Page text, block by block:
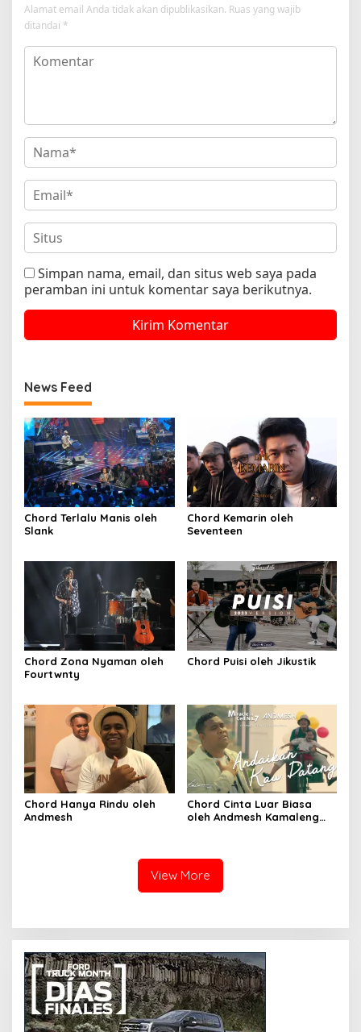
Alamat email Anda tidak akan dipublikasikan. Ruas yang wajib
ditandai *
Simpan nama, email, dan situs web saya pada
peramban ini untuk komentar saya berikutnya.
News Feed
Chord Terlalu Manis oleh
Slank
Chord Kemarin oleh
Seventeen
Chord Zona Nyaman oleh
Fourtwnty
Chord Puisi oleh Jikustik
Chord Hanya Rindu oleh
Andmesh
Chord Cinta Luar Biasa
oleh Andmesh Kamaleng
View More